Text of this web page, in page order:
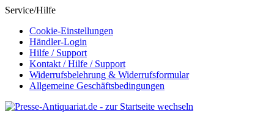
Service/Hilfe
Cookie-Einstellungen
Händler-Login
Hilfe / Support
Kontakt / Hilfe / Support
Widerrufsbelehrung & Widerrufsformular
Allgemeine Geschäftsbedingungen